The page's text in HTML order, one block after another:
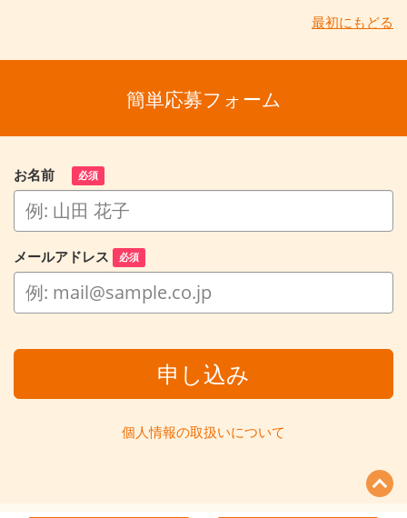
最初にもどる
簡単応募フォーム
お名前 必須
メールアドレス 必須
申し込み
個人情報の取扱いについて